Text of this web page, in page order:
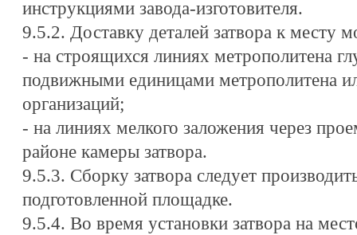
инструкциями завода-изготовителя.
9.5.2. Доставку деталей затвора к месту
- на строящихся линиях метрополитена
подвижными единицами метрополитена
организаций;
- на линиях мелкого заложения через
районе камеры затвора.
9.5.3. Сборку затвора следует
подготовленной площадке.
9.5.4. Во время установки затвора на